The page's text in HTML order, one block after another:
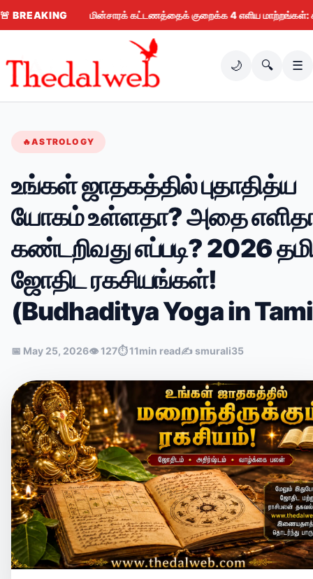
🚨BREAKINGமின்சாரக் கட்டணத்தைக் குறைக்க 4 எளிய மாற்றங்கள்: கரண்ட் பில்
🌙 🔍 ☰
🔥ASTROLOGY
உங்கள் ஜாதகத்தில் புதாதித்ய
யோகம் உள்ளதா? அதை
கண்டறிவது எப்படி? 2026
ஜோதிட ரகசியங்கள்!
(Budhaditya Yoga in
📅 May 25, 2026👁127⏱11min read✍️ smurali35